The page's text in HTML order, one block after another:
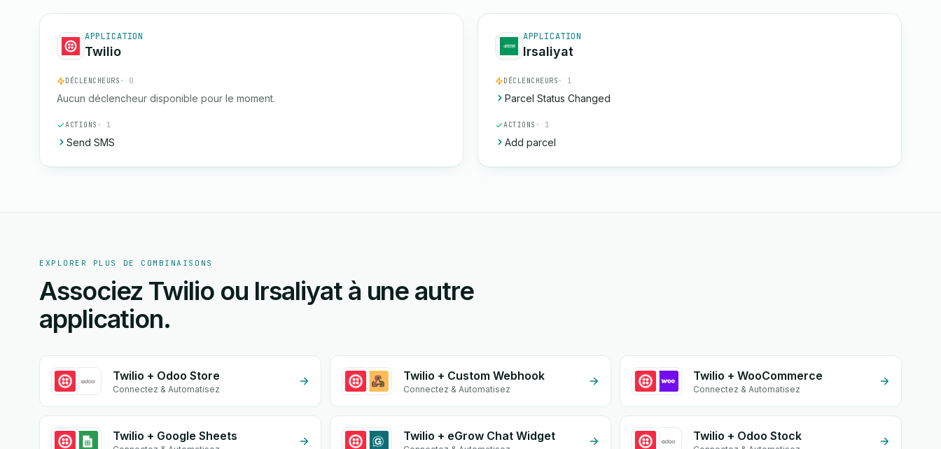
APPLICATION
Twilio
DÉCLENCHEURS · 0
Aucun déclencheur disponible pour le moment.
ACTIONS · 1
Send SMS
APPLICATION
Irsaliyat
DÉCLENCHEURS · 1
Parcel Status Changed
ACTIONS · 1
Add parcel
EXPLORER PLUS DE COMBINAISONS
Associez Twilio ou Irsaliyat à une autre
application.
Twilio + Odoo Store
Connectez & Automatisez
Twilio + Custom Webhook
Connectez & Automatisez
Twilio + WooCommerce
Connectez & Automatisez
Twilio + Google Sheets Twilio + eGrow Chat Widget Twilio + Odoo Stock